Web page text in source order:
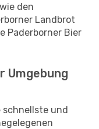
den
Landbrot
Paderborner Bier
Umgebung
schnellste und